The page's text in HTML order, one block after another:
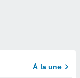
À la une